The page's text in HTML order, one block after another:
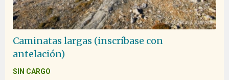
Caminatas largas (inscríbase con
antelación)
SIN CARGO